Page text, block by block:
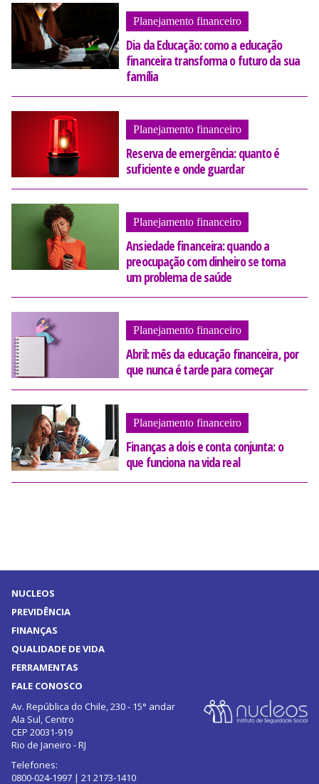
Planejamento financeiro
Dia da Educação: como a educação
financeira transforma o futuro da sua
família
Planejamento financeiro
Reserva de emergência: quanto é
suficiente e onde guardar
Planejamento financeiro
Ansiedade financeira: quando a
preocupação com dinheiro se torna
um problema de saúde
Planejamento financeiro
Abril: mês da educação financeira, por
que nunca é tarde para começar
Planejamento financeiro
Finanças a dois e conta conjunta: o
que funciona na vida real
NUCLEOS
PREVIDÊNCIA
FINANÇAS
QUALIDADE DE VIDA
FERRAMENTAS
FALE CONOSCO
Av. República do Chile, 230 - 15° andar
Ala Sul, Centro
CEP 20031-919
Rio de Janeiro - RJ
Telefones:
0800-024-1997 | 21 2173-1410